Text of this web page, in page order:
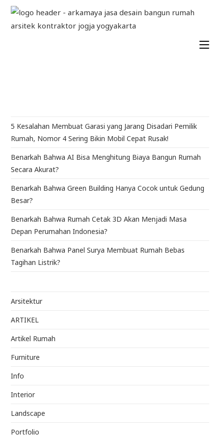
5 Kesalahan Membuat Garasi yang Jarang Disadari Pemilik
Rumah, Nomor 4 Sering Bikin Mobil Cepat Rusak!
Benarkah Bahwa AI Bisa Menghitung Biaya Bangun Rumah
Secara Akurat?
Benarkah Bahwa Green Building Hanya Cocok untuk Gedung
Besar?
Benarkah Bahwa Rumah Cetak 3D Akan Menjadi Masa
Depan Perumahan Indonesia?
Benarkah Bahwa Panel Surya Membuat Rumah Bebas
Tagihan Listrik?
Arsitektur
ARTIKEL
Artikel Rumah
Furniture
Info
Interior
Landscape
Portfolio